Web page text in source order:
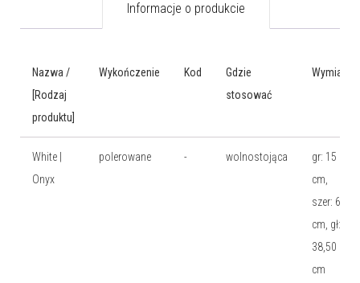
Informacje o produkcie
Nazwa /
[Rodzaj
produktu]
Wykończenie Kod
Gdzie
stosować
Wymiary
White |
Onyx
polerowane - wolnostojąca
gr: 15
cm,
szer: 61
cm, gł:
38,50
cm